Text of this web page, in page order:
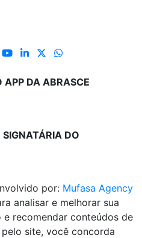
APP DA ABRASCE
DO
por: Mufasa Agency
analisar e melhorar sua
recomendar conteúdos de
site, você concorda